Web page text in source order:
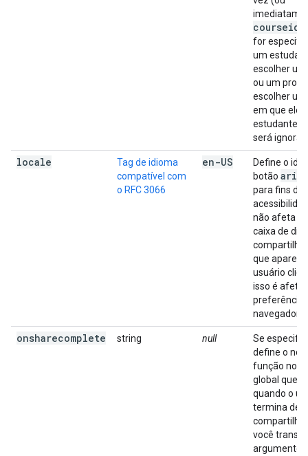
courseid
for
um
escolher
ou um
escolher
em que ele é
estudante,
será
locale
Tag de idioma
compatível com
o RFC 3066
en-US
Define o
botão
para fins de
não afeta o
caixa de
que
usuário
isso é
navegador
onsharecomplete string null
Se
define o
função no
global que
quando o
termina de
você
argumentos